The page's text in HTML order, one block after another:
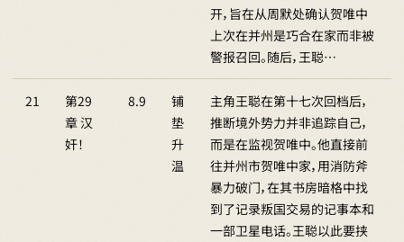
开，旨在从周默处确认贺唯中
上次在并州是巧合在家而非被
警报召回。随后，王聪…
21
第29
章 汉
奸！
8.9
铺
垫
升
温
主角王聪在第十七次回档后，
推断境外势力并非追踪自己，
而是在监视贺唯中。他直接前
往并州市贺唯中家，用消防斧
暴力破门，在其书房暗格中找
到了记录叛国交易的记事本和
一部卫星电话。王聪以此要挟